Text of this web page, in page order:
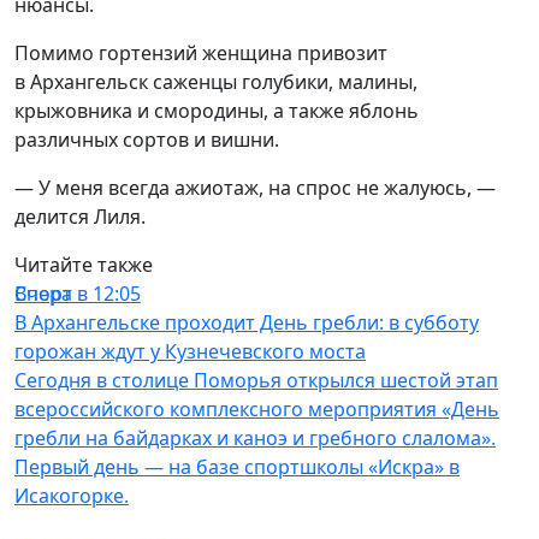
Помимо гортензий женщина привозит
в Архангельск саженцы голубики, малины,
крыжовника и смородины, а также яблонь
различных сортов и вишни.
— У меня всегда ажиотаж, на спрос не жалуюсь, —
делится Лиля.
Читайте также
Спорт
Вчера в 12:05
В Архангельске проходит День гребли: в субботу
горожан ждут у Кузнечевского моста
Сегодня в столице Поморья открылся шестой этап
всероссийского комплексного мероприятия «День
гребли на байдарках и каноэ и гребного слалома».
Первый день — на базе спортшколы «Искра» в
Исакогорке.